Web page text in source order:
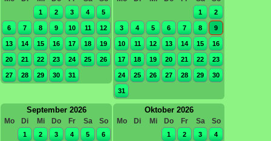
1 2 3 4 5
6 7 8 9 10 11 12
13 14 15 16 17 18 19
20 21 22 23 24 25 26
27 28 29 30 31
1 2
3 4 5 6 7 8 9
10 11 12 13 14 15 16
17 18 19 20 21 22 23
24 25 26 27 28 29 30
31
September 2026
Mo Di Mi Do Fr Sa So
1 2 3 4 5 6
Oktober 2026
Mo Di Mi Do Fr Sa So
1 2 3 4